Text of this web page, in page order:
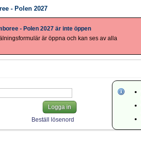
- Polen 2027
- Polen 2027 är inte öppen
är öppna och kan ses av alla
Logga in
Beställ lösenord